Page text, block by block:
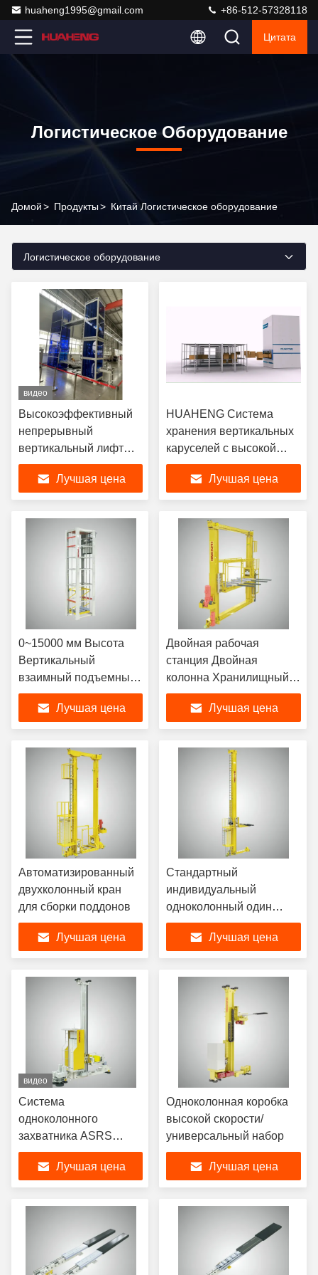
huaheng1995@gmail.com +86-512-57328118
Цитата
Логистическое Оборудование
Домой> Продукты> Китай Логистическое оборудование
Логистическое оборудование
видео
Высокоэффективный
непрерывный
вертикальный лифт
Huawei
Лучшая цена
HUAHENG Система
хранения вертикальных
каруселей с высокой
плотностью
Лучшая цена
0~15000 мм Высота
Вертикальный
взаимный подъемный
конвейер Затворы
Подъемный конвейер
Автоматически
Лучшая цена
Двойная рабочая
станция Двойная
колонна Хранилищный
кран для поддонов
Лучшая цена
Автоматизированный
двухколонный кран
для сборки поддонов
Лучшая цена
Стандартный
индивидуальный
одноколонный один
глубокий пластиновый
палетный кранЛучшая цена
видео
Система
одноколонного
захватника ASRS
Stacker Crane 0 ~ 50 кг
номинальная загрузка
лучами
Лучшая цена
Одноколонная коробка
высокой скорости/
универсальный набор
Лучшая цена